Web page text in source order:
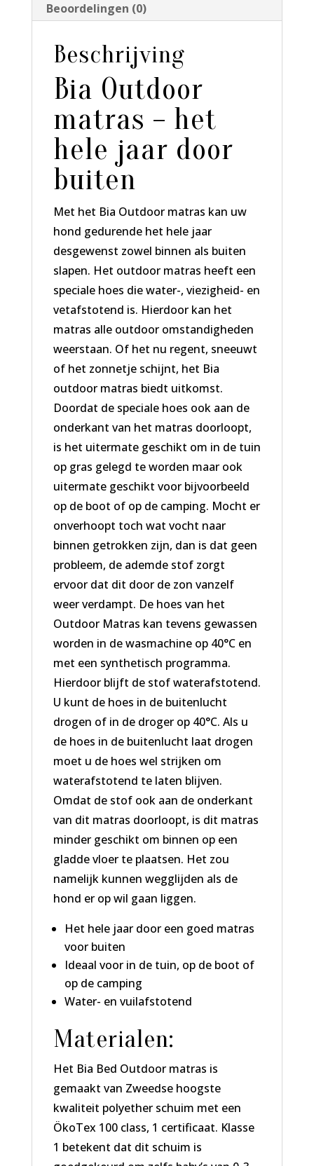
Beoordelingen (0)
Beschrijving
Bia Outdoor
matras – het
hele jaar door
buiten
Met het Bia Outdoor matras kan uw
hond gedurende het hele jaar
desgewenst zowel binnen als buiten
slapen. Het outdoor matras heeft een
speciale hoes die water-, viezigheid- en
vetafstotend is. Hierdoor kan het
matras alle outdoor omstandigheden
weerstaan. Of het nu regent, sneeuwt
of het zonnetje schijnt, het Bia
outdoor matras biedt uitkomst.
Doordat de speciale hoes ook aan de
onderkant van het matras doorloopt,
is het uitermate geschikt om in de tuin
op gras gelegd te worden maar ook
uitermate geschikt voor bijvoorbeeld
op de boot of op de camping. Mocht er
onverhoopt toch wat vocht naar
binnen getrokken zijn, dan is dat geen
probleem, de ademde stof zorgt
ervoor dat dit door de zon vanzelf
weer verdampt. De hoes van het
Outdoor Matras kan tevens gewassen
worden in de wasmachine op 40°C en
met een synthetisch programma.
Hierdoor blijft de stof waterafstotend.
U kunt de hoes in de buitenlucht
drogen of in de droger op 40°C. Als u
de hoes in de buitenlucht laat drogen
moet u de hoes wel strijken om
waterafstotend te laten blijven.
Omdat de stof ook aan de onderkant
van dit matras doorloopt, is dit matras
minder geschikt om binnen op een
gladde vloer te plaatsen. Het zou
namelijk kunnen wegglijden als de
hond er op wil gaan liggen.
Het hele jaar door een goed matras
voor buiten
Ideaal voor in de tuin, op de boot of
op de camping
Water- en vuilafstotend
Materialen:
Het Bia Bed Outdoor matras is
gemaakt van Zweedse hoogste
kwaliteit polyether schuim met een
ÖkoTex 100 class, 1 certificaat. Klasse
1 betekent dat dit schuim is